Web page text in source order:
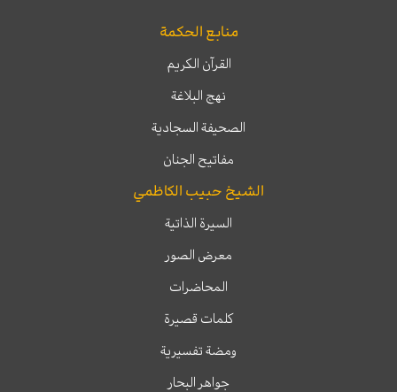
منابع الحكمة
القرآن الكريم
نهج البلاغة
الصحيفة السجادية
مفاتيح الجنان
الشيخ حبيب الكاظمي
السيرة الذاتية
معرض الصور
المحاضرات
كلمات قصيرة
ومضة تفسيرية
جواهر البحار